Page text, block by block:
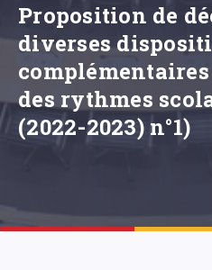
Proposition de
diverses
des rythmes
(2022-2023) n°1)